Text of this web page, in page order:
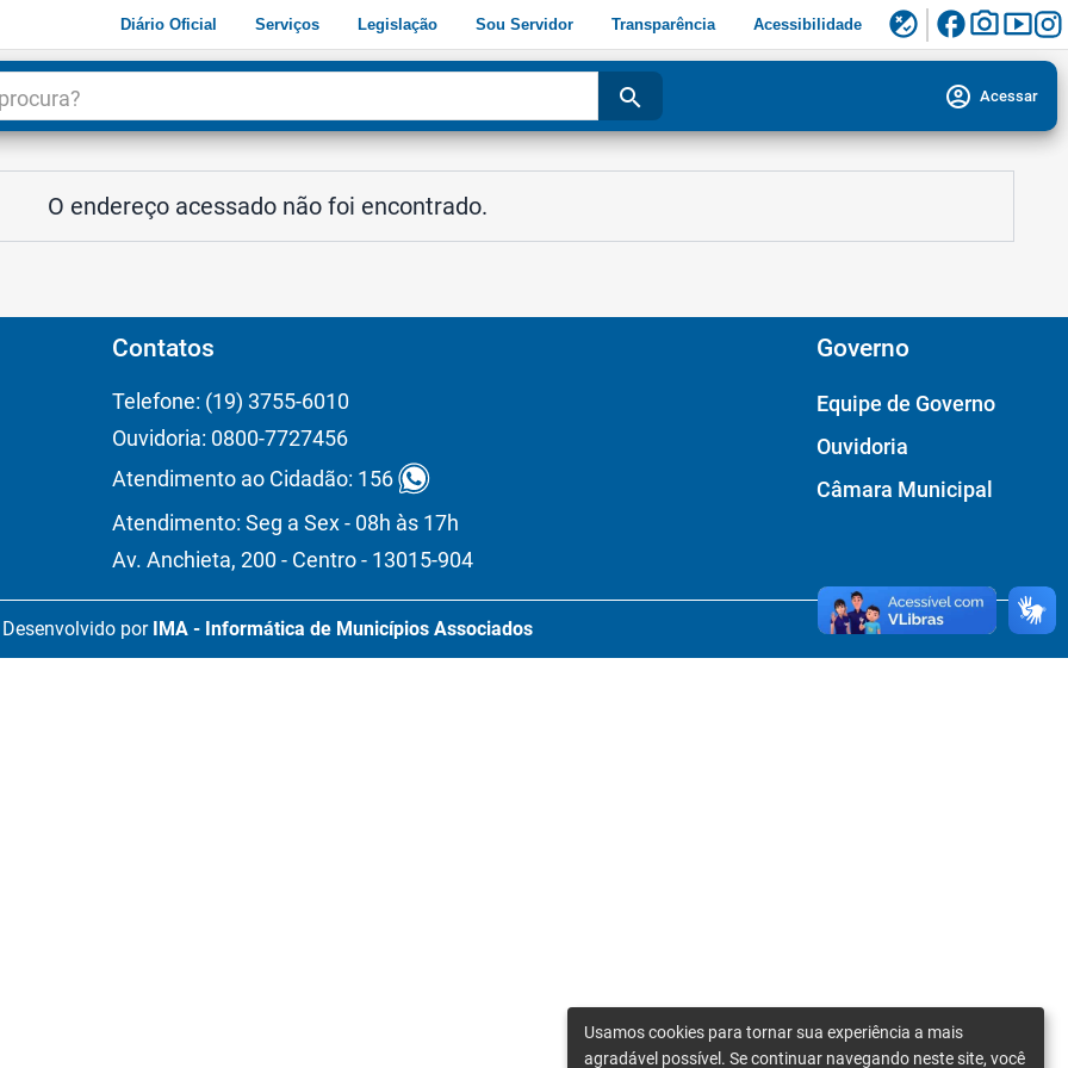
Diário Oficial Serviços Legislação Sou Servidor Transparência Acessibilidade flaky facebookphoto_camerasmart_display
search account_circle Acessar
O endereço acessado não foi encontrado.
Contatos
Telefone: (19) 3755-6010
Ouvidoria: 0800-7727456
Atendimento ao Cidadão: 156
Atendimento: Seg a Sex - 08h às 17h
Av. Anchieta, 200 - Centro - 13015-904
Governo
Equipe de Governo
Ouvidoria
Câmara Municipal
Desenvolvido por IMA - Informática de Municípios Associados
Usamos cookies para tornar sua experiência a mais
agradável possível. Se continuar navegando neste site, você